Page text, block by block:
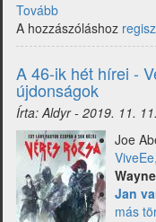
Tovább
47-
ik
hét:
Sapkowski,
Pratchett
és
Tad
Williams)
A hozzászóláshoz
A 46-ik hét hírei -
újdonságok
Írta:Aldyr- 2019. 11.
Joe
Wayne
Jan
más